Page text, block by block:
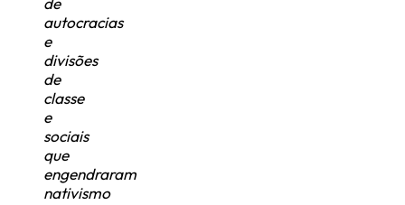
autocracias
e
divisões
de
classe
e
sociais
que
engendraram
nativismo